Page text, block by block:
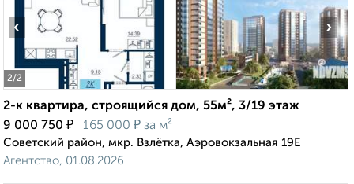
2/2
‹ ›
2-к квартира, строящийся дом, 55м², 3/19 этаж
9 000 750 ₽ 165 000 ₽ за м²
Советский район, мкр. Взлётка, Аэровокзальная 19Е
Агентство, 01.08.2026